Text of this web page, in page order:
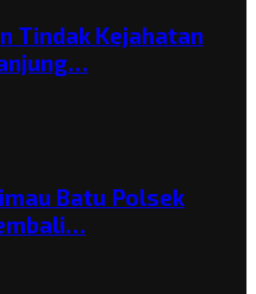
Tindak Kejahatan
Batu Polsek